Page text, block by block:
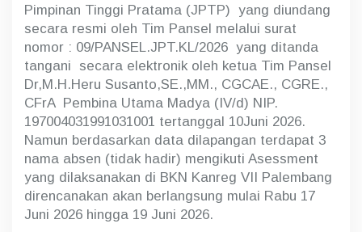
a
3
P
e
s
e
t
a
A
b
s
e
Pimpinan Tinggi Pratama (JPTP) yang diundang
secara resmi oleh Tim Pansel melalui surat
nomor : 09/PANSEL.JPT.KL/2026 yang ditanda
tangani secara elektronik oleh ketua Tim Pansel
Dr,M.H.Heru Susanto,SE.,MM., CGCAE., CGRE.,
CFrA Pembina Utama Madya (IV/d) NIP.
197004031991031001 tertanggal 10Juni 2026.
Namun berdasarkan data dilapangan terdapat 3
nama absen (tidak hadir) mengikuti Asessment
yang dilaksanakan di BKN Kanreg VII Palembang
direncanakan akan berlangsung mulai Rabu 17
Juni 2026 hingga 19 Juni 2026.